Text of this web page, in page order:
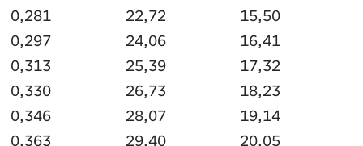
0,281
22,72
15,50
0,297
24,06
16,41
0,313
25,39
17,32
0,330
26,73
18,23
0,346
28,07
19,14
0,363
29,40 20,05